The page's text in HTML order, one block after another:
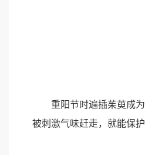
重阳节时遍插茱萸成为
被刺激气味赶走，就能保